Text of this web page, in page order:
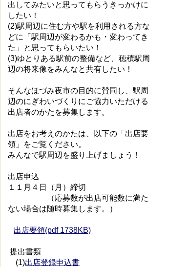
出してみたいと思ってもらうきっかけに
したい！
(2)駅周辺に住む方や駅を利用される方な
どに「駅周辺が変わるかも・変わってき
た」と思ってもらいたい！
(3)ゆとりある駅前の整備など、穂積駅周
辺の将来像をみんなと共有したい！
そんなほづみ夜市の目的に賛同し、駅周
辺のにぎわいづくりにご協力いただける
出店者のかたを募集します。
出店をお考えのかたは、以下の「出店要
領」をご覧ください。
みんなで駅周辺を盛り上げましょう！
出店申込
１１月４日（月）締切
（応募数が出店可能数に満た
ない場合は随時募集します。）
出店要領(pdf 1738KB)
提出書類
(1)出店登録申込書